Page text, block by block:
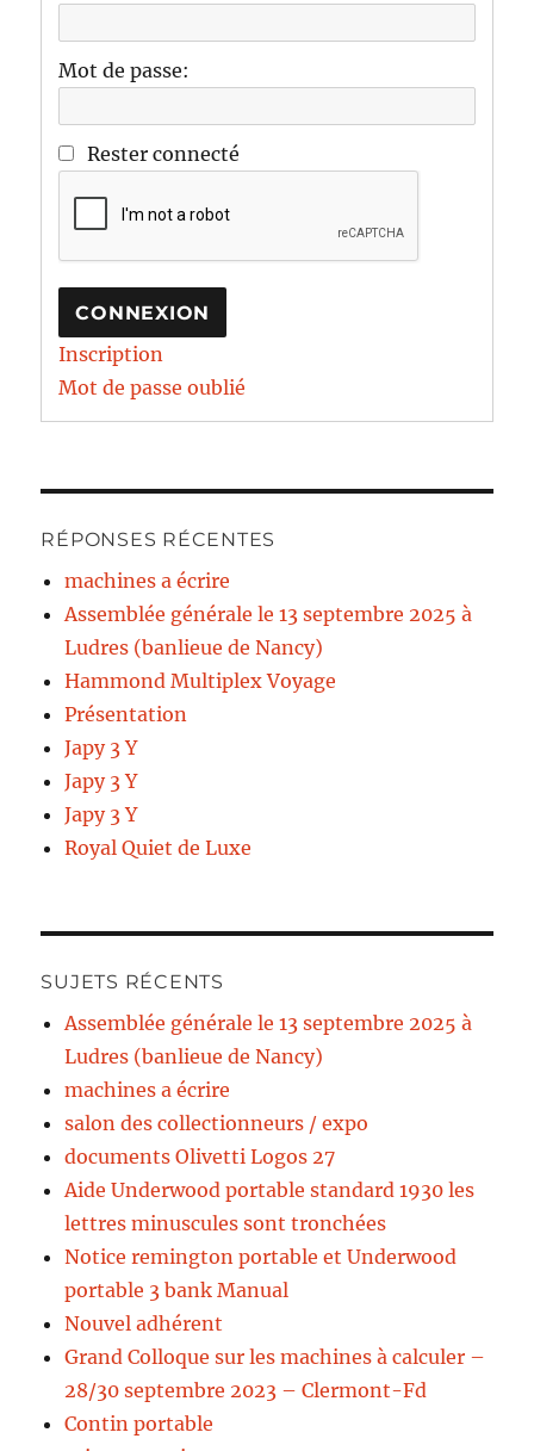
Mot de passe:
Rester connecté
CONNEXION
Inscription
Mot de passe oublié
RÉPONSES RÉCENTES
machines a écrire
Assemblée générale le 13 septembre 2025 à
Ludres (banlieue de Nancy)
Hammond Multiplex Voyage
Présentation
Japy 3 Y
Japy 3 Y
Japy 3 Y
Royal Quiet de Luxe
SUJETS RÉCENTS
Assemblée générale le 13 septembre 2025 à
Ludres (banlieue de Nancy)
machines a écrire
salon des collectionneurs / expo
documents Olivetti Logos 27
Aide Underwood portable standard 1930 les
lettres minuscules sont tronchées
Notice remington portable et Underwood
portable 3 bank Manual
Nouvel adhérent
Grand Colloque sur les machines à calculer –
28/30 septembre 2023 – Clermont-Fd
Contin portable